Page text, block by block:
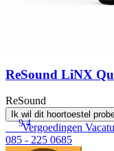
ReSound LiNX
ReSound
Ik wil dit hoortoestel
9.4
Vergoedingen
085 - 225 0685